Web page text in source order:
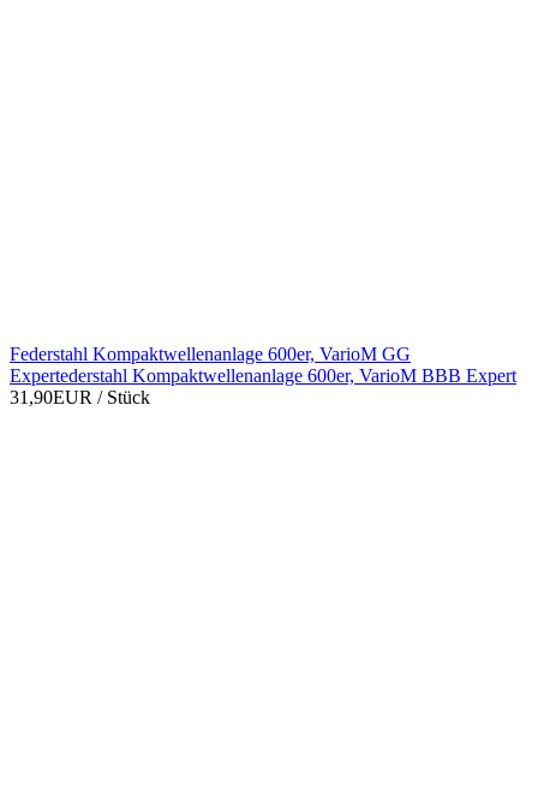
Federstahl Kompaktwellenanlage 600er, VarioM GG
Expertederstahl Kompaktwellenanlage 600er, VarioM BBB Expert
31,90EUR / Stück